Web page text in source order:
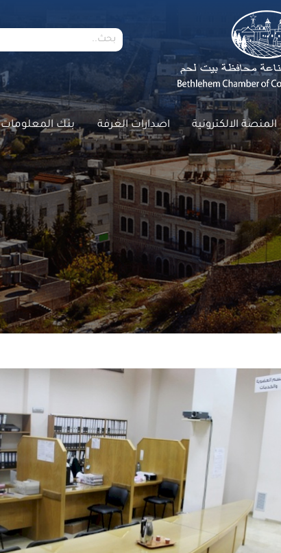
المنصة الالكترونية اصدارات الغرفة بنك المعلومات